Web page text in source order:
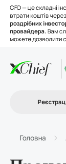
CFD — це складні
втрати коштів
роздрібних
провайдера.Вам
можете дозволити
Торгівля
Інструменти
Головна